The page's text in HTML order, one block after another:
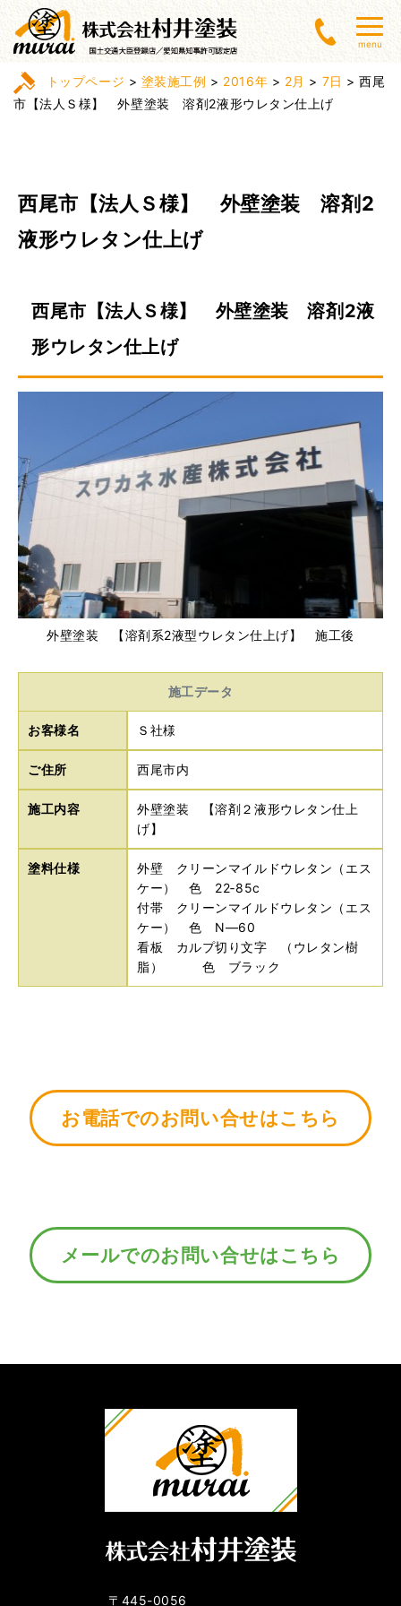
menu
トップページ > 塗装施工例 > 2016年 > 2月 > 7日 >西尾
市【法人Ｓ様】 外壁塗装 溶剤2液形ウレタン仕上げ
西尾市【法人Ｓ様】 外壁塗装 溶剤2
液形ウレタン仕上げ
西尾市【法人Ｓ様】 外壁塗装 溶剤2液
形ウレタン仕上げ
外壁塗装 【溶剤系2液型ウレタン仕上げ】 施工後
施工データ
お客様名 Ｓ社様
ご住所 西尾市内
施工内容
外壁塗装 【溶剤２液形ウレタン仕上
げ】
塗料仕様
外壁 クリーンマイルドウレタン（エス
ケー） 色 22‐85c
付帯 クリーンマイルドウレタン（エス
ケー） 色 N―60
看板 カルプ切り文字 （ウレタン樹
脂） 色 ブラック
お電話でのお問い合せはこちら
メールでのお問い合せはこちら
〒445-0056